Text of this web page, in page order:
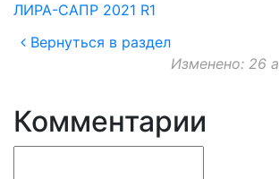
ЛИРА-САПР 2021 R1
Вернуться в раздел
Изменено: 26
Комментарии